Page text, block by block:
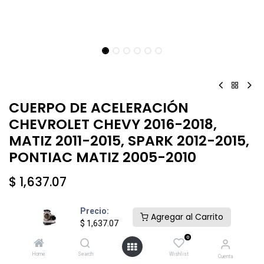
Precio:
$ 1,637.07
Agregar al Carrito
Home Search
0
Wishlist Cuenta
CUERPO DE ACELERACIÓN
CHEVROLET CHEVY 2016-2018,
MATIZ 2011-2015, SPARK 2012-2015,
PONTIAC MATIZ 2005-2010
$ 1,637.07
Añadir al carrito Comprar ahora